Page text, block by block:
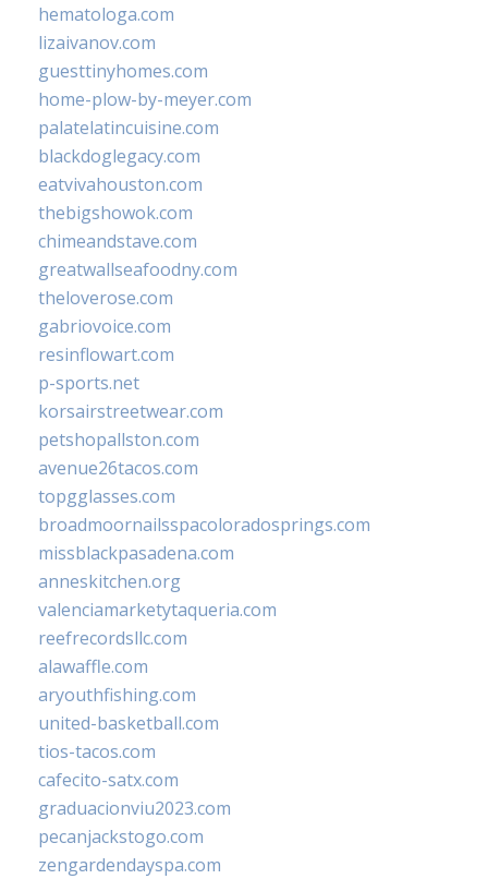
hematologa.com
lizaivanov.com
guesttinyhomes.com
home-plow-by-meyer.com
palatelatincuisine.com
blackdoglegacy.com
eatvivahouston.com
thebigshowok.com
chimeandstave.com
greatwallseafoodny.com
theloverose.com
gabriovoice.com
resinflowart.com
p-sports.net
korsairstreetwear.com
petshopallston.com
avenue26tacos.com
topgglasses.com
broadmoornailsspacoloradosprings.com
missblackpasadena.com
anneskitchen.org
valenciamarketytaqueria.com
reefrecordsllc.com
alawaffle.com
aryouthfishing.com
united-basketball.com
tios-tacos.com
cafecito-satx.com
graduacionviu2023.com
pecanjackstogo.com
zengardendayspa.com